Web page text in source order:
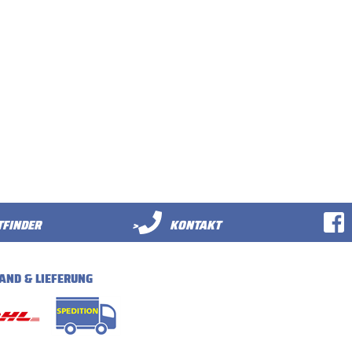
> KONTAKT
& LIEFERUNG